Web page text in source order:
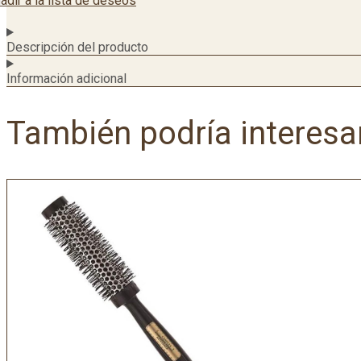
Descripción del producto
Información adicional
También podría